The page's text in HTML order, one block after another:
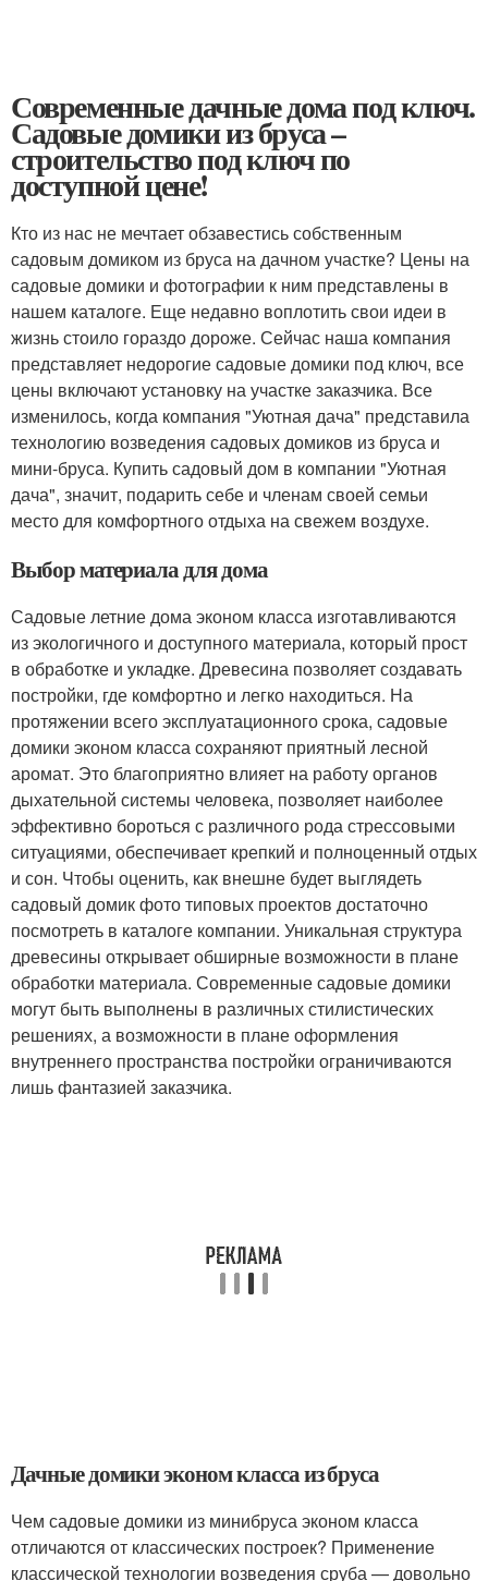
Современные дачные дома под ключ.
Садовые домики из бруса –
строительство под ключ по
доступной цене!
Кто из нас не мечтает обзавестись собственным
садовым домиком из бруса на дачном участке? Цены на
садовые домики и фотографии к ним представлены в
нашем каталоге. Еще недавно воплотить свои идеи в
жизнь стоило гораздо дороже. Сейчас наша компания
представляет недорогие садовые домики под ключ, все
цены включают установку на участке заказчика. Все
изменилось, когда компания "Уютная дача" представила
технологию возведения садовых домиков из бруса и
мини-бруса. Купить садовый дом в компании "Уютная
дача", значит, подарить себе и членам своей семьи
место для комфортного отдыха на свежем воздухе.
Выбор материала для дома
Садовые летние дома эконом класса изготавливаются
из экологичного и доступного материала, который прост
в обработке и укладке. Древесина позволяет создавать
постройки, где комфортно и легко находиться. На
протяжении всего эксплуатационного срока, садовые
домики эконом класса сохраняют приятный лесной
аромат. Это благоприятно влияет на работу органов
дыхательной системы человека, позволяет наиболее
эффективно бороться с различного рода стрессовыми
ситуациями, обеспечивает крепкий и полноценный отдых
и сон. Чтобы оценить, как внешне будет выглядеть
садовый домик фото типовых проектов достаточно
посмотреть в каталоге компании. Уникальная структура
древесины открывает обширные возможности в плане
обработки материала. Современные садовые домики
могут быть выполнены в различных стилистических
решениях, а возможности в плане оформления
внутреннего пространства постройки ограничиваются
лишь фантазией заказчика.
Дачные домики эконом класса из бруса
Чем садовые домики из минибруса эконом класса
отличаются от классических построек? Применение
классической технологии возведения сруба — довольно